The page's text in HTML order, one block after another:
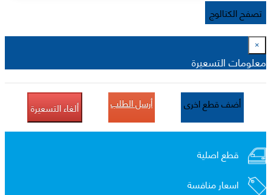
تصفح الكتالوج
×
معلومات التسعيرة
أضف قطع اخرى أرسل الطلب ألغاء التسعيرة
قطع اصلية
اسعار منافسة